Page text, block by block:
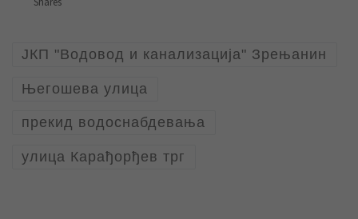
ЈКП "Водовод и канализација" Зрењанин
Његошева улица
прекид водоснабдевања
улица Карађорђев трг